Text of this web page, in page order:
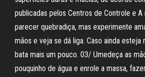
publicadas pelos Centros de Controle e A
parecer quebradiça, mas experimente
mãos e veja se dá liga. Caso ainda esteja
bata mais um pouco. 03/ Umedeça as
pouquinho de água e enrole a massa,